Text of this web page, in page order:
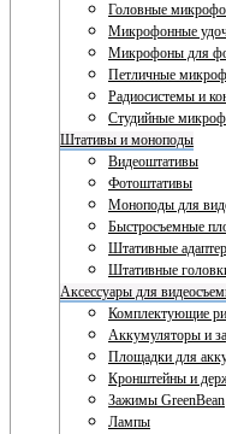
Головные
Микрофонные
Микрофоны для
Петличные
Радиосистемы и
Студийные
Штативы и моноподы
Видеоштативы
Фотоштативы
Моноподы для
Быстросъемные
Штативные
Штативные
Аксессуары для
Комплектующие
Аккумуляторы и
Площадки для
Кронштейны и
Зажимы GreenBean
Лампы